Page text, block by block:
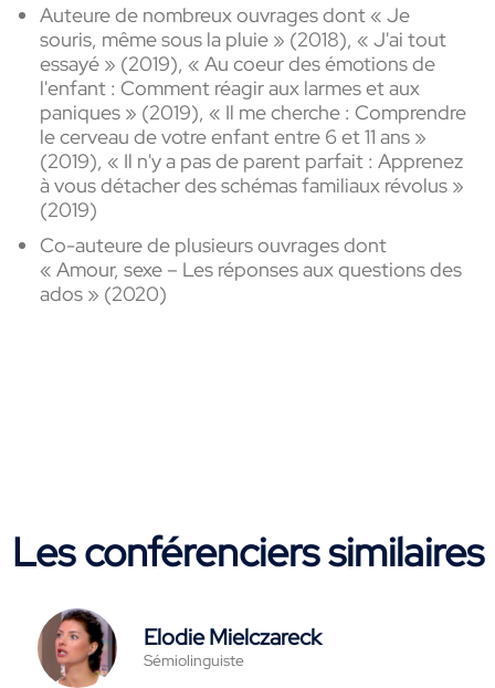
Auteure de nombreux ouvrages dont « Je
souris, même sous la pluie » (2018), « J'ai tout
essayé » (2019), « Au coeur des émotions de
l'enfant : Comment réagir aux larmes et aux
paniques » (2019), « Il me cherche : Comprendre
le cerveau de votre enfant entre 6 et 11 ans »
(2019), « Il n'y a pas de parent parfait : Apprenez
à vous détacher des schémas familiaux révolus »
(2019)
Co-auteure de plusieurs ouvrages dont
« Amour, sexe – Les réponses aux questions des
ados » (2020)
Les conférenciers similaires
Elodie Mielczareck
Sémiolinguiste